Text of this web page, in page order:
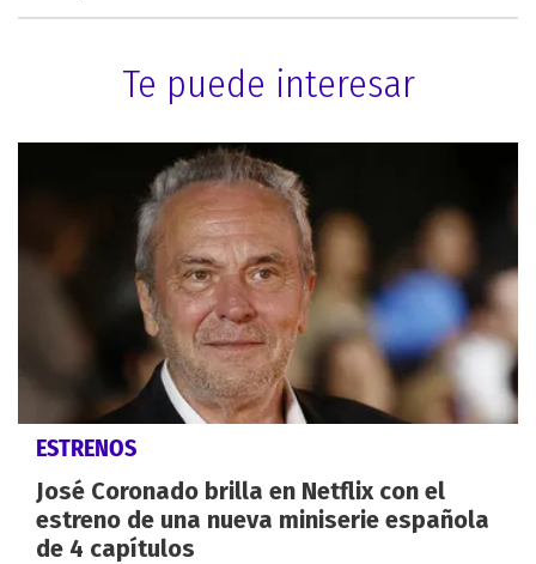
Te puede interesar
ESTRENOS
José Coronado brilla en Netflix con el
estreno de una nueva miniserie española
de 4 capítulos